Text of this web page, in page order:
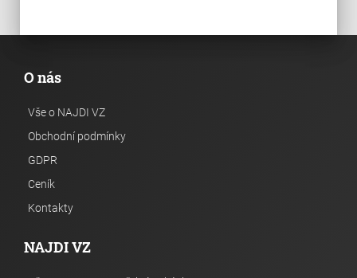
O nás
Vše o NAJDI VZ
Obchodní podmínky
GDPR
Ceník
Kontakty
NAJDI VZ